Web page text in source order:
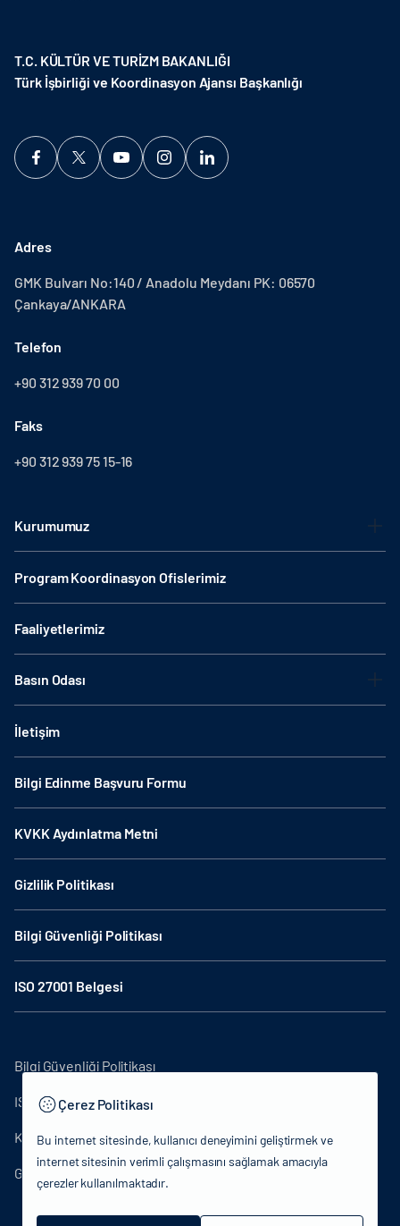
T.C. KÜLTÜR VE TURİZM BAKANLIĞI
Türk İşbirliği ve Koordinasyon Ajansı Başkanlığı
Adres
GMK Bulvarı No:140 / Anadolu Meydanı PK: 06570
Çankaya/ANKARA
Telefon
+90 312 939 70 00
Faks
+90 312 939 75 15-16
Kurumumuz
Program Koordinasyon Ofislerimiz
Faaliyetlerimiz
Basın Odası
İletişim
Bilgi Edinme Başvuru Formu
KVKK Aydınlatma Metni
Gizlilik Politikası
Bilgi Güvenliği Politikası
ISO 27001 Belgesi
Bilgi Güvenliği Politikası
ISO27001
KVKK Aydınlatma Metni
Gizlilik Politikası
Çerez Politikası
Bu internet sitesinde, kullanıcı deneyimini geliştirmek ve
internet sitesinin verimli çalışmasını sağlamak amacıyla
çerezler kullanılmaktadır.